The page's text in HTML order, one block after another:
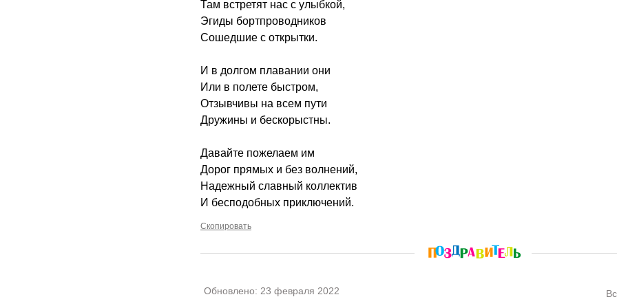
Там встретят нас с улыбкой,
Эгиды бортпроводников
Сошедшие с открытки.
И в долгом плавании они
Или в полете быстром,
Отзывчивы на всем пути
Дружины и бескорыстны.
Давайте пожелаем им
Дорог прямых и без волнений,
Надежный славный коллектив
И бесподобных приключений.
Скопировать
Обновлено: 23 февраля 2022